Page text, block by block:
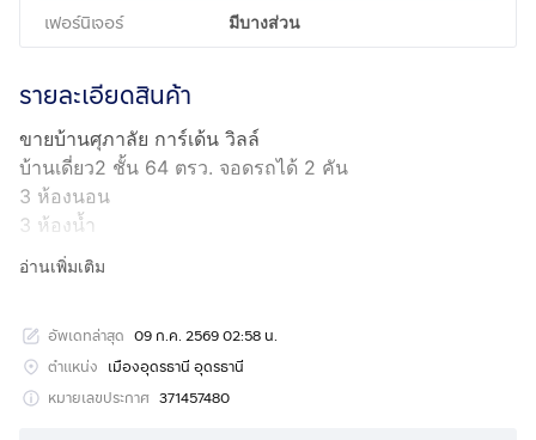
เฟอร์นิเจอร์ มีบางส่วน
รายละเอียดสินค้า
ขายบ้านศุภาลัย การ์เด้น วิลล์
บ้านเดี่ยว2 ชั้น 64 ตรว. จอดรถได้ 2 คัน
3 ห้องนอน
3 ห้องน้ำ
1 ห้องทำงาน
1 ห้องโถง
1 ห้องน้องหมา
กดเพื่อดูเบอร์โทร xxxxxx359
อ่านเพิ่มเติม
อัพเดทล่าสุด 09 ก.ค. 2569 02:58 น.
ตำแหน่ง เมืองอุดรธานี อุดรธานี
หมายเลขประกาศ 371457480